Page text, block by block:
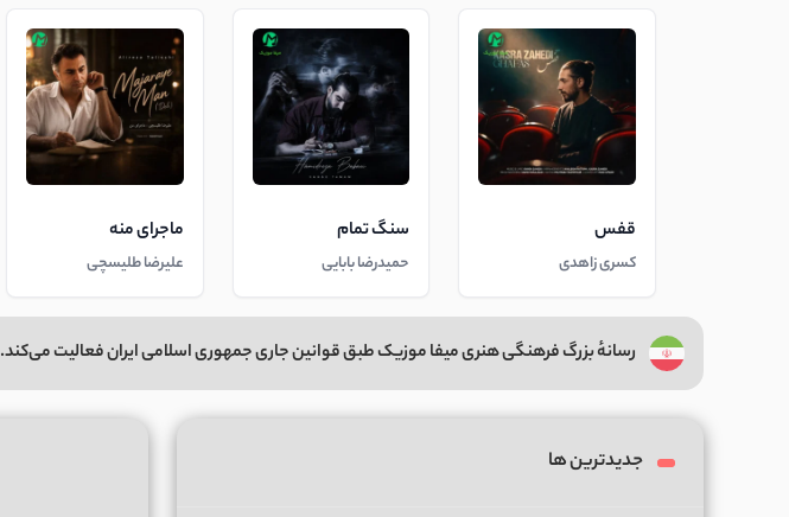
قفس
کسری زاهدی
سنگ تمام
حمیدرضا بابایی
ماجرای منه
علیرضا طلیسچی
رسانهٔ بزرگ فرهنگی هنری میفا موزیک طبق قوانین جاری جمهوری اسلامی ایران فعالیت می‌کند.
جدیدترین ها